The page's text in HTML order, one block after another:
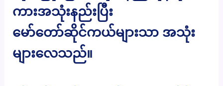
ကားအသုံးနည်းပြီး
မော်တော်ဆိုင်ကယ်များသာ အသုံး
များလေသည်။